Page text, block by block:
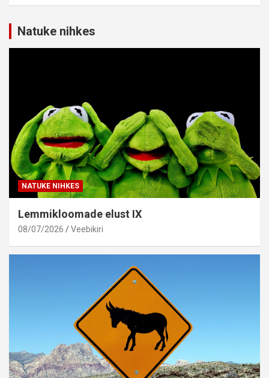
Natuke nihkes
NATUKE NIHKES
Lemmikloomade elust IX
08/07/2026 Veebikiri